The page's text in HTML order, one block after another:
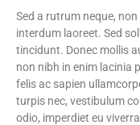
Sed a rutrum neque,
interdum laoreet. Sed
tincidunt. Donec mollis
non nibh in enim lacinia
felis ac sapien
turpis nec, vestibulum
odio, imperdiet eu